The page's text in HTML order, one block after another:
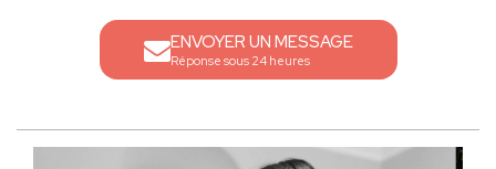
ENVOYER UN MESSAGE
Réponse sous 24 heures